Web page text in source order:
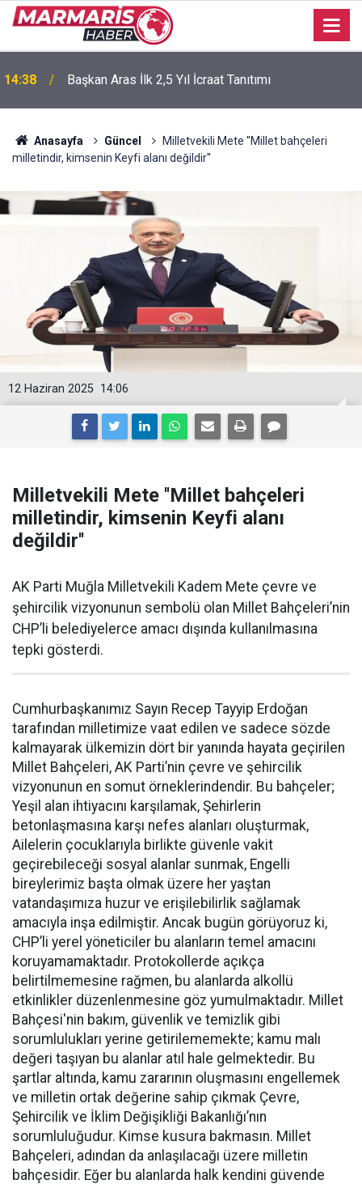
14:38 Başkan Aras İlk 2,5 Yıl İcraat Tanıtımı
Anasayfa Güncel
Milletvekili Mete ''Millet bahçeleri
milletindir, kimsenin Keyfi alanı değildir''
14:06
12 Haziran 2025
Milletvekili Mete ''Millet bahçeleri
milletindir, kimsenin Keyfi alanı
değildir''
AK Parti Muğla Milletvekili Kadem Mete çevre ve
şehircilik vizyonunun sembolü olan Millet Bahçeleri’nin
CHP’li belediyelerce amacı dışında kullanılmasına
tepki gösterdi.
Cumhurbaşkanımız Sayın Recep Tayyip Erdoğan
tarafından milletimize vaat edilen ve sadece sözde
kalmayarak ülkemizin dört bir yanında hayata geçirilen
Millet Bahçeleri, AK Parti’nin çevre ve şehircilik
vizyonunun en somut örneklerindendir. Bu bahçeler;
Yeşil alan ihtiyacını karşılamak, Şehirlerin
betonlaşmasına karşı nefes alanları oluşturmak,
Ailelerin çocuklarıyla birlikte güvenle vakit
geçirebileceği sosyal alanlar sunmak, Engelli
bireylerimiz başta olmak üzere her yaştan
vatandaşımıza huzur ve erişilebilirlik sağlamak
amacıyla inşa edilmiştir. Ancak bugün görüyoruz ki,
CHP’li yerel yöneticiler bu alanların temel amacını
koruyamamaktadır. Protokollerde açıkça
belirtilmemesine rağmen, bu alanlarda alkollü
etkinlikler düzenlenmesine göz yumulmaktadır. Millet
Bahçesi'nin bakım, güvenlik ve temizlik gibi
sorumlulukları yerine getirilememekte; kamu malı
değeri taşıyan bu alanlar atıl hale gelmektedir. Bu
şartlar altında, kamu zararının oluşmasını engellemek
ve milletin ortak değerine sahip çıkmak Çevre,
Şehircilik ve İklim Değişikliği Bakanlığı’nın
sorumluluğudur. Kimse kusura bakmasın. Millet
Bahçeleri, adından da anlaşılacağı üzere milletin
bahçesidir. Eğer bu alanlarda halk kendini güvende